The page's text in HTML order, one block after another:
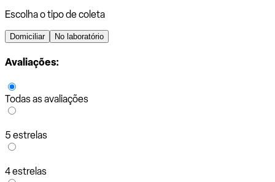
Escolha o tipo de coleta
Domiciliar No laboratório
Avaliações:
Todas as avaliações
5 estrelas
4 estrelas